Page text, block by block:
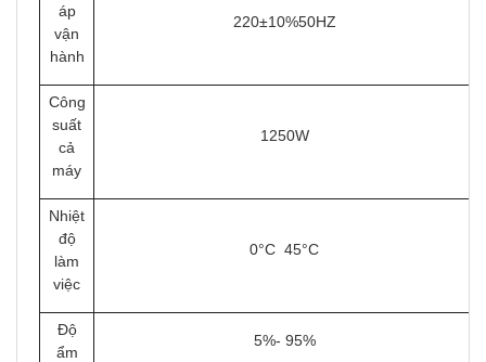
áp
vận
hành
220±10%50HZ
Công
suất
cả
máy
1250W
Nhiệt
độ
làm
việc
0°C 45°C
Độ
ẩm
5%- 95%